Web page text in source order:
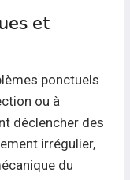
et
ponctuels
ou à
déclencher des
irrégulier,
du